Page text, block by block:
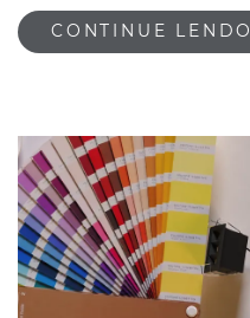
CONTINUE LENDO